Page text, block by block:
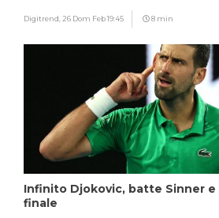
Digitrend, 26 Dom Feb 19:45 8 min
Infinito Djokovic, batte Sinner e
finale